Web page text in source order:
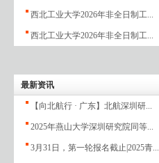
西北工业大学2026年非全日制工...
西北工业大学2026年非全日制工...
最新资讯
【向北航行 · 广东】北航深圳研...
2025年燕山大学深圳研究院同等...
3月31日，第一轮报名截止|2025青...